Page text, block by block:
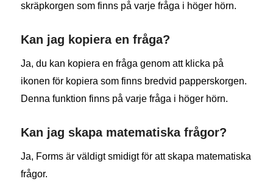
skräpkorgen som finns på varje fråga i höger hörn.
Kan jag kopiera en fråga?
Ja, du kan kopiera en fråga genom att klicka på
ikonen för kopiera som finns bredvid papperskorgen.
Denna funktion finns på varje fråga i höger hörn.
Kan jag skapa matematiska frågor?
Ja, Forms är väldigt smidigt för att skapa matematiska
frågor.